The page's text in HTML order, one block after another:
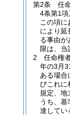
第2条
任
4条第1
この項に
により延
る事由が
限は、当
2
任命権
年の3月
ある場合
びこれに
規定、地
うち、
達してい